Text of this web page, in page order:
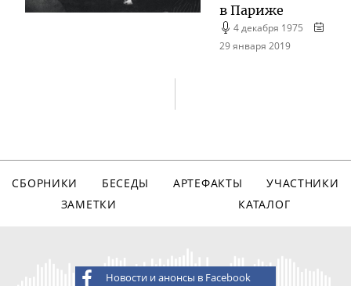
в Париже
4 декабря 1975
29 января 2019
СБОРНИКИ БЕСЕДЫ АРТЕФАКТЫ
УЧАСТНИКИ
ЗАМЕТКИ
КАТАЛОГ
Новости и анонсы в Facebook